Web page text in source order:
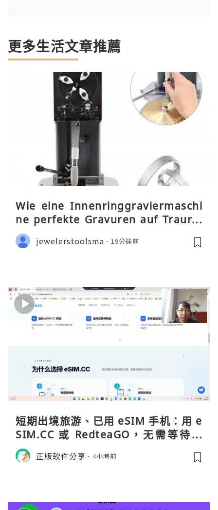
更多生活文章推薦
Wie eine Innenringgraviermaschi
ne perfekte Gravuren auf Traurin
gen ermöglicht
jewelerstoolsma 19分鐘前
短期出境旅游、已用 eSIM 手机：用 e
SIM.CC 或 RedteaGO，无需等待收
货。需要“当地号码 + 通话短信”（如
打车、外卖、客户联络）：优先 Redt
正版软件分享 4小時前